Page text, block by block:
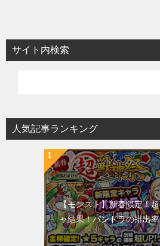
サイト内検索
人気記事ランキング
【モンスト】新春限定！
ャ結果！パンドラの排出